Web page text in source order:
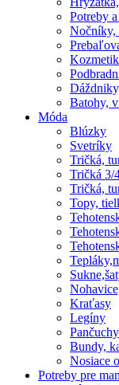
Potreby
Nočníky,
Batohy,
Móda
Blúzky
Svetríky
Tričká,
Tričká 3/
Tričká,
Topy,
Kraťasy
Legíny
Pančuchy
Bundy,
Nosiace
Potreby pre